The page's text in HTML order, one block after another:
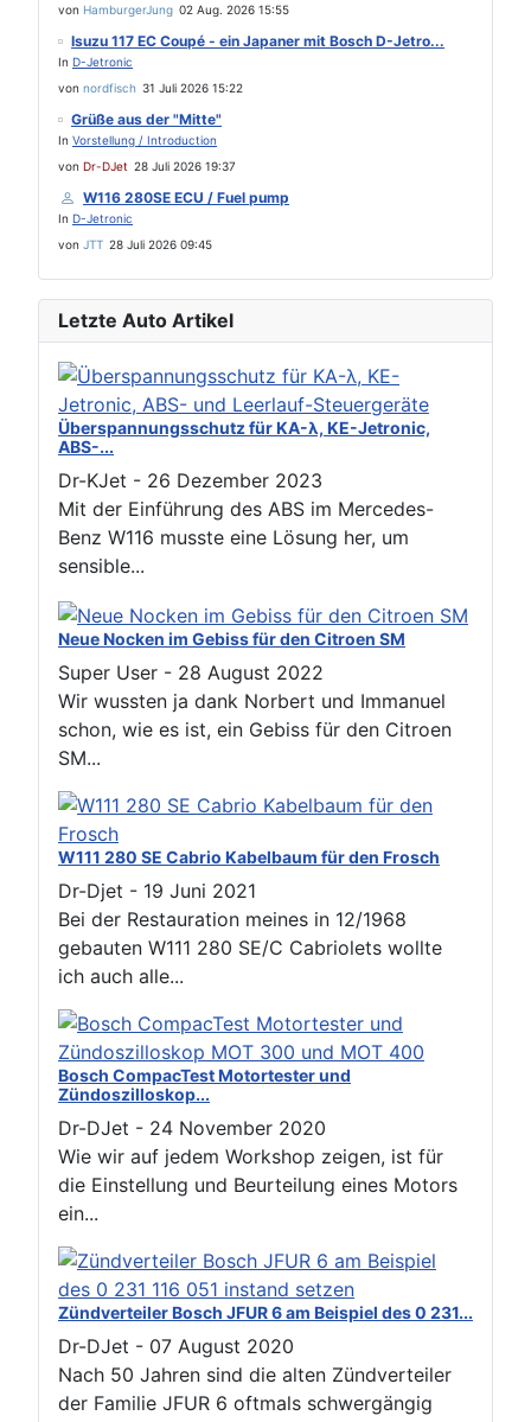
von HamburgerJung 02 Aug. 2026 15:55
Isuzu 117 EC Coupé - ein Japaner mit Bosch D-Jetro...
In D-Jetronic
von nordfisch 31 Juli 2026 15:22
Grüße aus der "Mitte"
In Vorstellung / Introduction
von Dr-DJet 28 Juli 2026 19:37
W116 280SE ECU / Fuel pump
In D-Jetronic
von JTT 28 Juli 2026 09:45
Letzte Auto Artikel
Überspannungsschutz für KA-λ, KE-Jetronic,
ABS-...
Dr-KJet - 26 Dezember 2023
Mit der Einführung des ABS im Mercedes-
Benz W116 musste eine Lösung her, um
sensible...
Neue Nocken im Gebiss für den Citroen SM
Super User - 28 August 2022
Wir wussten ja dank Norbert und Immanuel
schon, wie es ist, ein Gebiss für den Citroen
SM...
W111 280 SE Cabrio Kabelbaum für den Frosch
Dr-Djet - 19 Juni 2021
Bei der Restauration meines in 12/1968
gebauten W111 280 SE/C Cabriolets wollte
ich auch alle...
Bosch CompacTest Motortester und
Zündoszilloskop...
Dr-DJet - 24 November 2020
Wie wir auf jedem Workshop zeigen, ist für
die Einstellung und Beurteilung eines Motors
ein...
Zündverteiler Bosch JFUR 6 am Beispiel des 0 231...
Dr-DJet - 07 August 2020
Nach 50 Jahren sind die alten Zündverteiler
der Familie JFUR 6 oftmals schwergängig